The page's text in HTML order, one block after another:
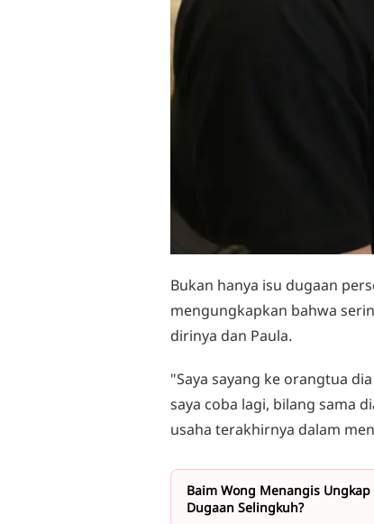
Bukan hanya isu dugaan
mengungkapkan bahwa
dirinya dan Paula.
"Saya sayang ke orangtua
saya coba lagi, bilang sama
usaha terakhirnya dalam
Baim Wong Menangis Ungkap
Dugaan Selingkuh?